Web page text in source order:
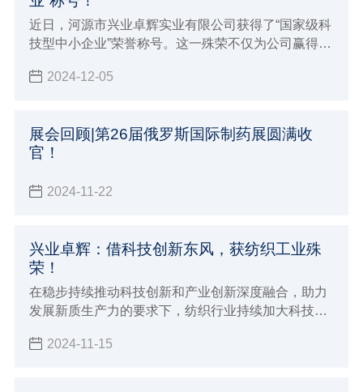
近日，河源市兴业卓辉实业有限公司获得了“国家级科
技型中小企业”荣誉称号。这一殊荣不仅为公司赢得了
持、资金支持、技术合作等方面开辟了更为广阔的发
2024-12-05
展会回顾|第26届俄罗斯国际制药展圆满收
官！
2024-11-22
兴业卓辉：借科技创新东风，获纺织工业殊
荣！
在稳步持续推动科技创新和产业创新深度融合，助力
发展新质生产力的要求下，纺织行业持续加大科技创
科技赋能。
2024-11-15